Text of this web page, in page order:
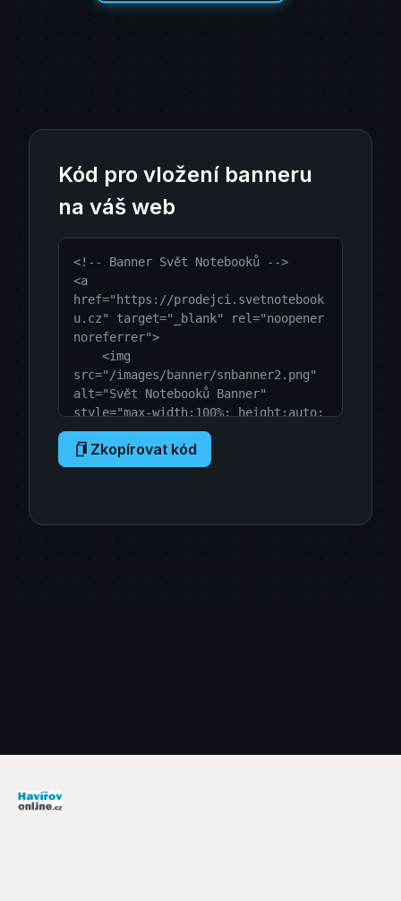
Kód pro vložení banneru
na váš web
href="https://prodejci.svetnotebook
u.cz" target="_blank" rel="noopener
noreferrer">
    <img
src="/images/banner/snbanner2.png"
alt="Svět Notebooků Banner"
style="max-width:100%; height:auto;
display:block;">
</a>
<!-- Konec Banneru Svět Notebooků -
->
Zkopírovat kód